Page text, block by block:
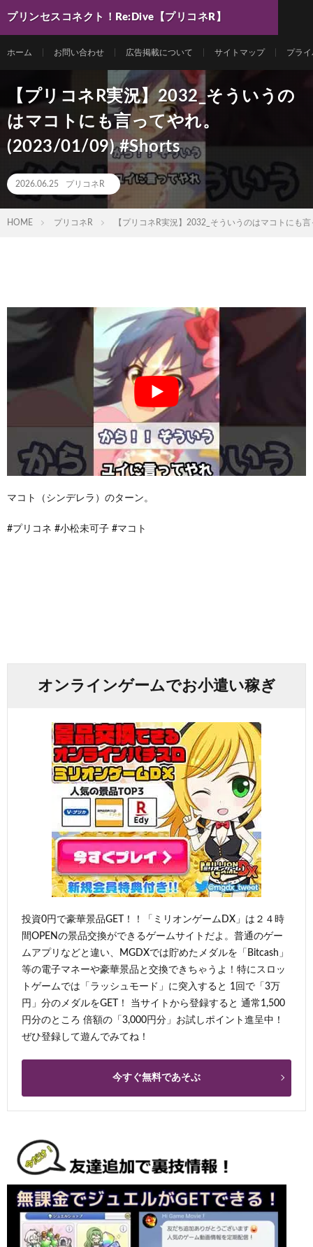
プリンセスコネクト！Re:Dive【プリコネR】
ホーム お問い合わせ 広告掲載について サイトマップ プラ
【プリコネR実況】2032_そういうの
はマコトにも言ってやれ。
(2023/01/09) #Shorts
2026.06.25 プリコネR
HOME プリコネR 【プリコネR実況】2032_そういうのはマコトにも
マコト（シンデレラ）のターン。
#プリコネ #小松未可子 #マコト
オンラインゲームでお小遣い稼ぎ
投資0円で豪華景品GET！！「ミリオンゲームDX」は２４時
間OPENの景品交換ができるゲームサイトだよ。普通のゲー
ムアプリなどと違い、MGDXでは貯めたメダルを「Bitcash」
等の電子マネーや豪華景品と交換できちゃうよ！特にスロッ
トゲームでは「ラッシュモード」に突入すると 1回で「3万
円」分のメダルをGET！ 当サイトから登録すると 通常1,500
円分のところ 倍額の「3,000円分」お試しポイント進呈中！
ぜひ登録して遊んでみてね！
今すぐ無料であそぶ